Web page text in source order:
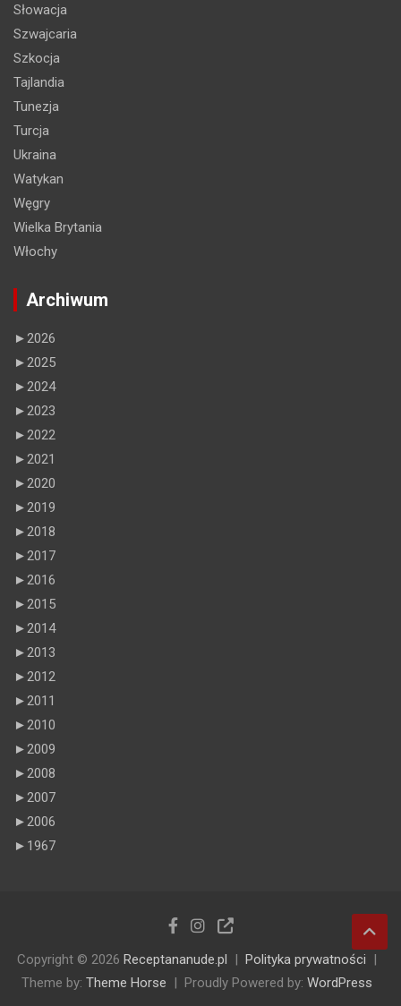
Słowacja
Szwajcaria
Szkocja
Tajlandia
Tunezja
Turcja
Ukraina
Watykan
Węgry
Wielka Brytania
Włochy
Archiwum
►2026
►2025
►2024
►2023
►2022
►2021
►2020
►2019
►2018
►2017
►2016
►2015
►2014
►2013
►2012
►2011
►2010
►2009
►2008
►2007
►2006
► 1967
Copyright © 2026 Receptananude.pl
Polityka prywatności
Theme by: Theme Horse Proudly Powered by: WordPress